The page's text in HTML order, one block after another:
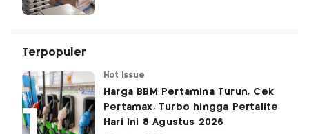
Terpopuler
Hot Issue
Harga BBM Pertamina Turun, Cek
Pertamax, Turbo hingga Pertalite
Hari Ini 8 Agustus 2026